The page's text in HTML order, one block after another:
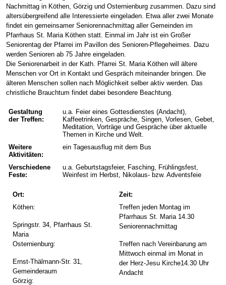
Nachmittag in Köthen, Görzig und Osternienburg zusammen. Dazu sind
altersübergreifend alle Interessierte eingeladen. Etwa aller zwei Monate
findet ein gemeinsamer Seniorennachmittag aller Gemeinden im
Pfarrhaus St. Maria Köthen statt. Einmal im Jahr ist ein Großer
Seniorentag der Pfarrei im Pavillon des Senioren-Pflegeheimes. Dazu
werden Senioren ab 75 Jahre eingeladen.
Die Seniorenarbeit in der Kath. Pfarrei St. Maria Köthen will ältere
Menschen vor Ort in Kontakt und Gespräch miteinander bringen. Die
älteren Menschen sollen nach Möglichkeit selber aktiv werden. Das
christliche Brauchtum findet dabei besondere Beachtung.
Gestaltung
der Treffen:
u.a. Feier eines Gottesdienstes (Andacht),
Kaffeetrinken, Gespräche, Singen, Vorlesen, Gebet,
Meditation, Vorträge und Gespräche über aktuelle
Themen in Kirche und Welt.
Weitere
Aktivitäten:
ein Tagesausflug mit dem Bus
Verschiedene
Feste:
u.a. Geburtstagsfeier, Fasching, Frühlingsfest,
Weinfest im Herbst, Nikolaus- bzw. Adventsfeie
Ort:
Köthen:
Springstr. 34, Pfarrhaus St.
Maria
Osternienburg:
Ernst-Thälmann-Str. 31,
Gemeinderaum
Görzig:
Zeit:
Treffen jeden Montag im
Pfarrhaus St. Maria 14.30
Seniorennachmittag
Treffen nach Vereinbarung am
Mittwoch einmal im Monat in
der Herz-Jesu Kirche14.30 Uhr
Andacht